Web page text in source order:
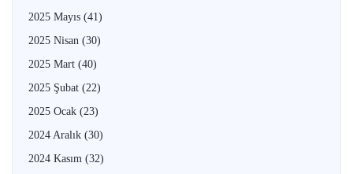
2025 Mayıs (41)
2025 Nisan (30)
2025 Mart (40)
2025 Şubat (22)
2025 Ocak (23)
2024 Aralık (30)
2024 Kasım (32)